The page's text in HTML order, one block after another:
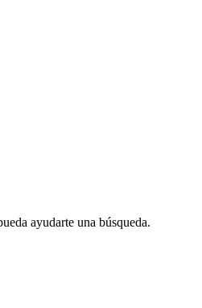
ayudarte una búsqueda.